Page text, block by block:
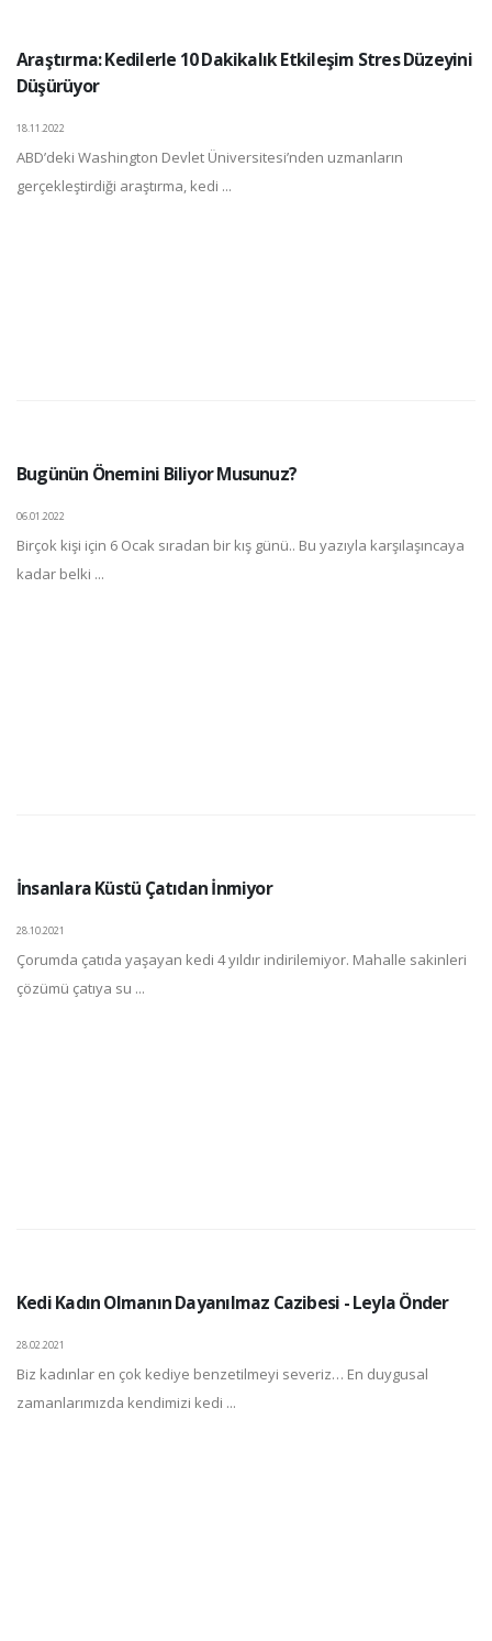
Araştırma: Kedilerle 10 Dakikalık Etkileşim Stres Düzeyini
Düşürüyor
18.11.2022
ABD’deki Washington Devlet Üniversitesi’nden uzmanların
gerçekleştirdiği araştırma, kedi ...
Bugünün Önemini Biliyor Musunuz?
06.01.2022
Birçok kişi için 6 Ocak sıradan bir kış günü.. Bu yazıyla karşılaşıncaya
kadar belki ...
İnsanlara Küstü Çatıdan İnmiyor
28.10.2021
Çorumda çatıda yaşayan kedi 4 yıldır indirilemiyor. Mahalle sakinleri
çözümü çatıya su ...
Kedi Kadın Olmanın Dayanılmaz Cazibesi - Leyla Önder
28.02.2021
Biz kadınlar en çok kediye benzetilmeyi severiz… En duygusal
zamanlarımızda kendimizi kedi ...